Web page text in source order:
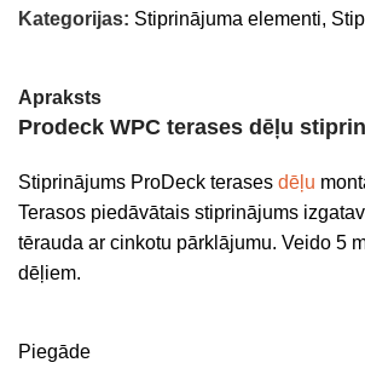
Kategorijas: Stiprinājuma elementi,
Apraksts
Prodeck WPC terases dēļu
Stiprinājums ProDeck terases dēļu
Terasos piedāvātais stiprinājums
tērauda ar cinkotu pārklājumu. Veido 5
dēļiem.
Piegāde